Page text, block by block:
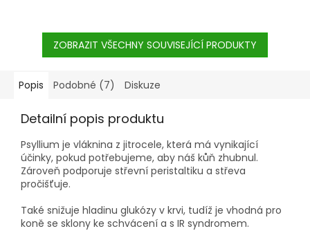
organismu.
ZOBRAZIT VŠECHNY SOUVISEJÍCÍ PRODUKTY
Popis Podobné (7) Diskuze
Detailní popis produktu
Psyllium je vláknina z jitrocele, která má vynikající
účinky, pokud potřebujeme, aby náš kůň zhubnul.
Zároveň podporuje střevní peristaltiku a střeva
pročišťuje.
Také snižuje hladinu glukózy v krvi, tudíž je vhodná pro
koně se sklony ke schvácení a s IR syndromem.